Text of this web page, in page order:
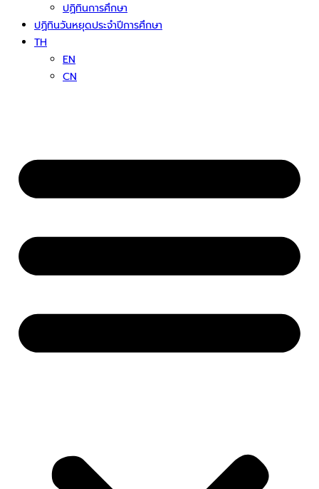
ปฏิทินการศึกษา
ปฏิทินวันหยุดประจำปีการศึกษา
TH
EN
CN